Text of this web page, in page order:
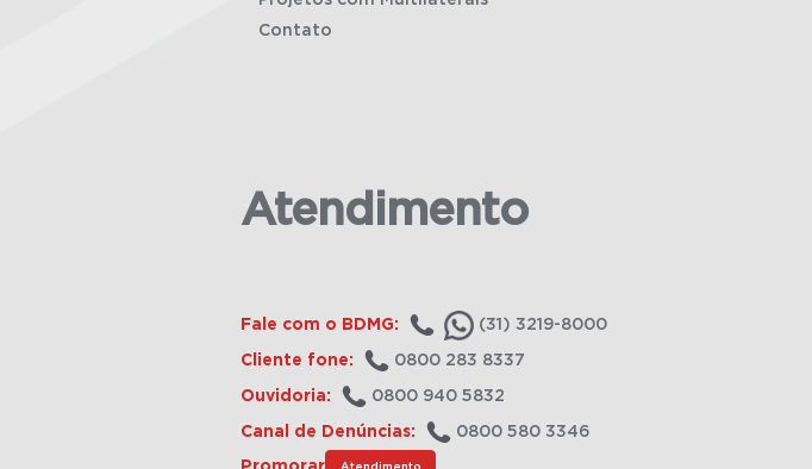
Contato
Atendimento
Fale com o BDMG: (31) 3219-8000
Cliente fone: 0800 283 8337
Ouvidoria: 0800 940 5832
Canal de Denúncias: 0800 580 3346
Atendimento